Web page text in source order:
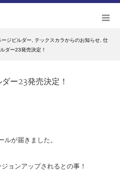
ージビルダー テックスカラからのお知らせ 仕
ダー23発売決定！
ー23発売決定！
が届きました。
ョンアップされるとの事！